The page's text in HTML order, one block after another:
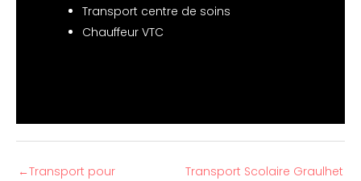
Transport centre de soins
Chauffeur VTC
←Transport pour
Transport Scolaire Graulhet